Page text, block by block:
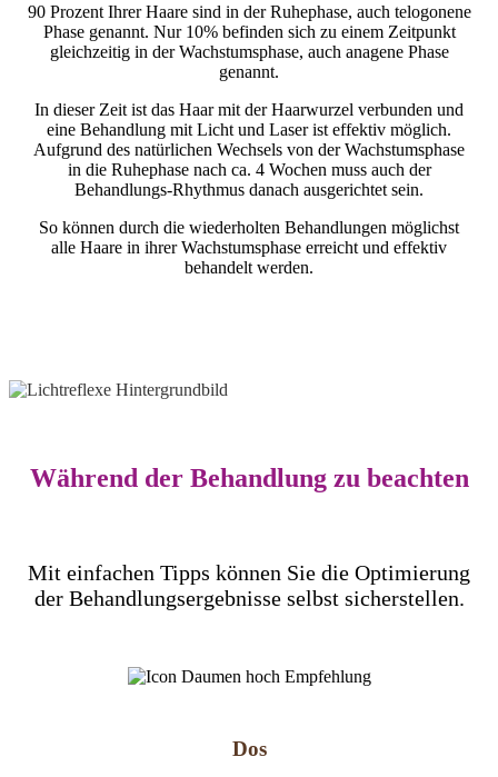
90 Prozent Ihrer Haare sind in der Ruhephase, auch telogonene
Phase genannt. Nur 10% befinden sich zu einem Zeitpunkt
gleichzeitig in der Wachstumsphase, auch anagene Phase
genannt.
In dieser Zeit ist das Haar mit der Haarwurzel verbunden und
eine Behandlung mit Licht und Laser ist effektiv möglich.
Aufgrund des natürlichen Wechsels von der Wachstumsphase
in die Ruhephase nach ca. 4 Wochen muss auch der
Behandlungs-Rhythmus danach ausgerichtet sein.
So können durch die wiederholten Behandlungen möglichst
alle Haare in ihrer Wachstumsphase erreicht und effektiv
behandelt werden.
Während der Behandlung zu beachten
Mit einfachen Tipps können Sie die Optimierung
der Behandlungsergebnisse selbst sicherstellen.
Dos